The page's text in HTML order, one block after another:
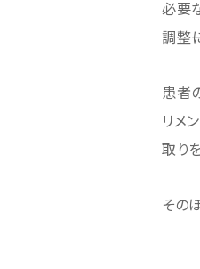
必要
調整
患者
リメ
取り
その